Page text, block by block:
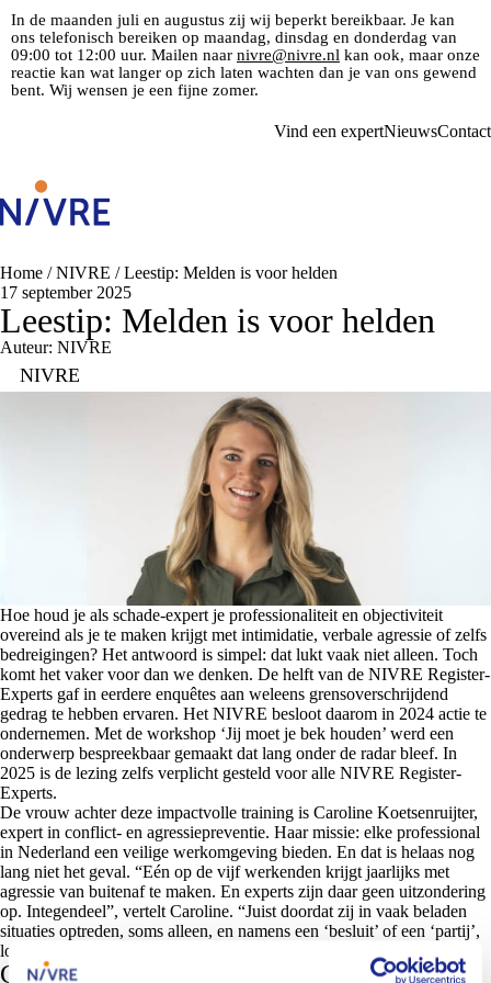
In de maanden juli en augustus zij wij beperkt bereikbaar. Je kan
ons telefonisch bereiken op maandag, dinsdag en donderdag van
09:00 tot 12:00 uur. Mailen naar nivre@nivre.nl kan ook, maar onze
reactie kan wat langer op zich laten wachten dan je van ons gewend
bent. Wij wensen je een fijne zomer.
Vind een expertNieuwsContact
Home /NIVRE /Leestip: Melden is voor helden
17 september 2025
Leestip: Melden is voor helden
Auteur: NIVRE
NIVRE
Hoe houd je als schade-expert je professionaliteit en objectiviteit
overeind als je te maken krijgt met intimidatie, verbale agressie of zelfs
bedreigingen? Het antwoord is simpel: dat lukt vaak niet alleen. Toch
komt het vaker voor dan we denken. De helft van de NIVRE Register-
Experts gaf in eerdere enquêtes aan weleens grensoverschrijdend
gedrag te hebben ervaren. Het NIVRE besloot daarom in 2024 actie te
ondernemen. Met de workshop ‘Jij moet je bek houden’ werd een
onderwerp bespreekbaar gemaakt dat lang onder de radar bleef. In
2025 is de lezing zelfs verplicht gesteld voor alle NIVRE Register-
Experts.
De vrouw achter deze impactvolle training is Caroline Koetsenruijter,
expert in conflict- en agressiepreventie. Haar missie: elke professional
in Nederland een veilige werkomgeving bieden. En dat is helaas nog
lang niet het geval. “Eén op de vijf werkenden krijgt jaarlijks met
agressie van buitenaf te maken. En experts zijn daar geen uitzondering
op. Integendeel”, vertelt Caroline. “Juist doordat zij in vaak beladen
situaties optreden, soms alleen, en namens een ‘besluit’ of een ‘partij’,
lopen zij extra risico.”
Collectieve norm en meldcultuur